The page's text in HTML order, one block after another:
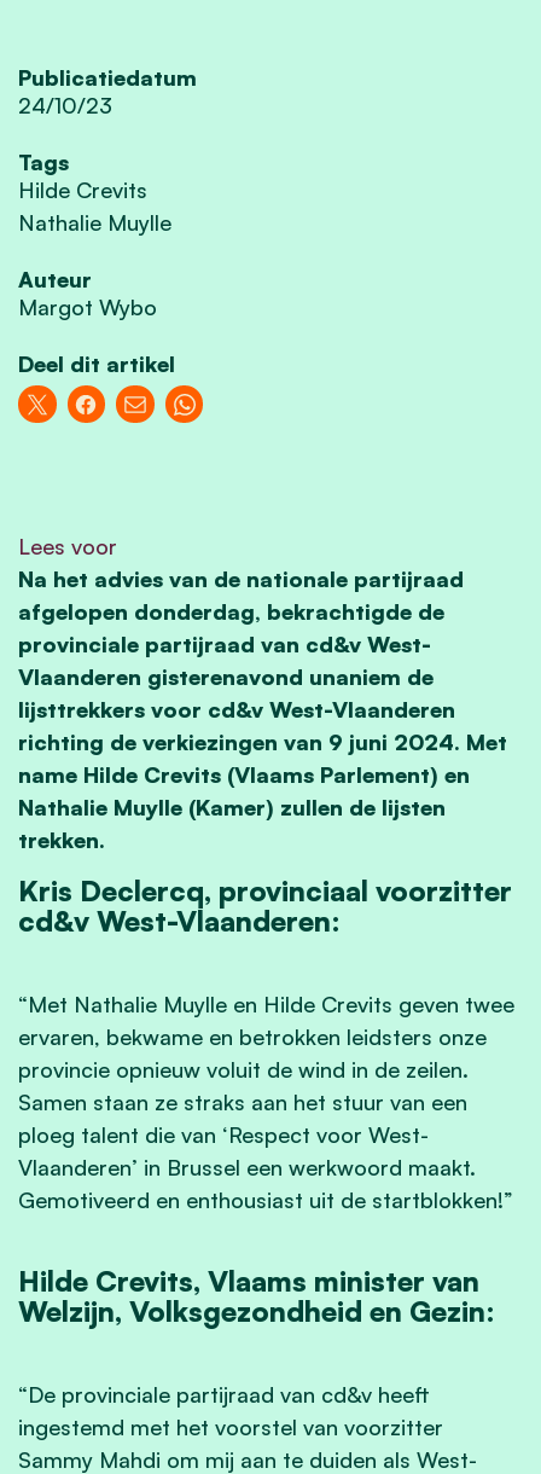
Publicatiedatum
24/10/23
Tags
Hilde Crevits
Nathalie Muylle
Auteur
Margot Wybo
Deel dit artikel
Lees voor
Na het advies van de nationale partijraad
afgelopen donderdag, bekrachtigde de
provinciale partijraad van cd&v West-
Vlaanderen gisterenavond unaniem de
lijsttrekkers voor cd&v West-Vlaanderen
richting de verkiezingen van 9 juni 2024. Met
name Hilde Crevits (Vlaams Parlement) en
Nathalie Muylle (Kamer) zullen de lijsten
trekken.
Kris Declercq, provinciaal voorzitter
cd&v West-Vlaanderen:
“Met Nathalie Muylle en Hilde Crevits geven twee
ervaren, bekwame en betrokken leidsters onze
provincie opnieuw voluit de wind in de zeilen.
Samen staan ze straks aan het stuur van een
ploeg talent die van ‘Respect voor West-
Vlaanderen’ in Brussel een werkwoord maakt.
Gemotiveerd en enthousiast uit de startblokken!”
Hilde Crevits, Vlaams minister van
Welzijn, Volksgezondheid en Gezin:
“De provinciale partijraad van cd&v heeft
ingestemd met het voorstel van voorzitter
Sammy Mahdi om mij aan te duiden als West-